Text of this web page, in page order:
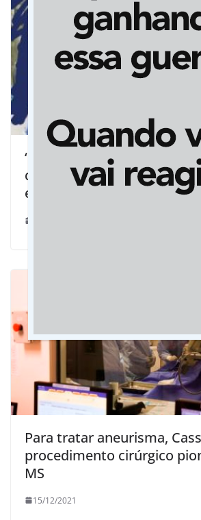
‘Queria que trocassem de
comigo em um plantão’,
enfermeira a quem nega
Para tratar aneurisma,
procedimento cirúrgico
MS
15/12/2021